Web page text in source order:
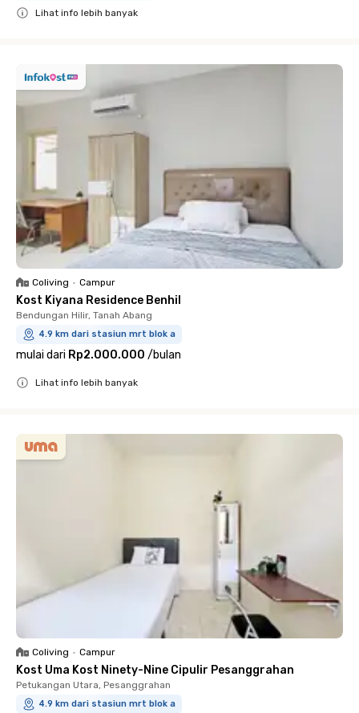
Lihat info lebih banyak
Coliving • Campur
Kost Kiyana Residence Benhil
Bendungan Hilir, Tanah Abang
4.9 km dari stasiun mrt blok a
mulai dari Rp2.000.000 /bulan
Lihat info lebih banyak
Coliving • Campur
Kost Uma Kost Ninety-Nine Cipulir Pesanggrahan
Petukangan Utara, Pesanggrahan
4.9 km dari stasiun mrt blok a